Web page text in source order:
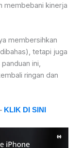
membebani kinerja
membersihkan
tetapi juga
ini,
ringan dan
KLIK DI SINI